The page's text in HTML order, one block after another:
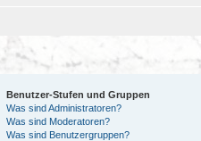
Benutzer-Stufen und Gruppen
Was sind Administratoren?
Was sind Moderatoren?
Was sind Benutzergruppen?